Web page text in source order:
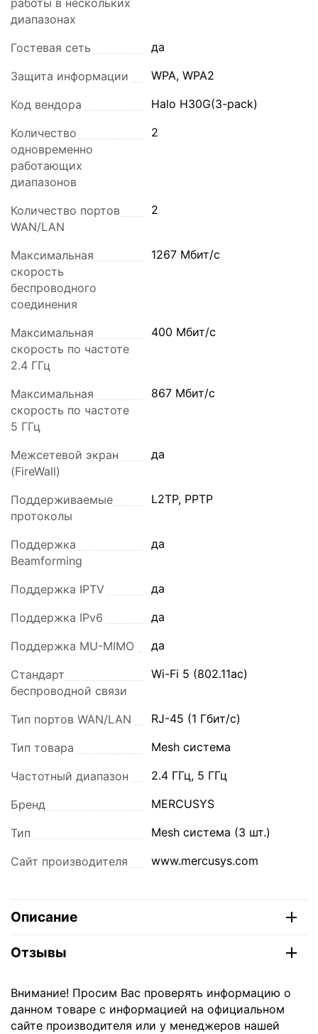
работы в нескольких
диапазонах
Гостевая сеть да
Защита информации WPA, WPA2
Код вендора Halo H30G(3-pack)
Количество
одновременно
работающих
диапазонов
2
Количество портов
WAN/LAN
2
Максимальная
скорость
беспроводного
соединения
1267 Мбит/с
Максимальная
скорость по частоте
2.4 ГГц
400 Мбит/с
Максимальная
скорость по частоте
5 ГГц
867 Мбит/с
Межсетевой экран
(FireWall)
да
Поддерживаемые
протоколы
L2TP, PPTP
Поддержка
Beamforming
да
Поддержка IPTV да
Поддержка IPv6 да
Поддержка MU-MIMO да
Стандарт
беспроводной связи
Wi-Fi 5 (802.11ac)
Тип портов WAN/LAN RJ-45 (1 Гбит/с)
Тип товара Mesh система
Частотный диапазон 2.4 ГГц, 5 ГГц
Бренд MERCUSYS
Тип Mesh система (3 шт.)
Сайт производителя www.mercusys.com
Описание
Отзывы
Внимание! Просим Вас проверять информацию о
данном товаре с информацией на официальном
сайте производителя или у менеджеров нашей